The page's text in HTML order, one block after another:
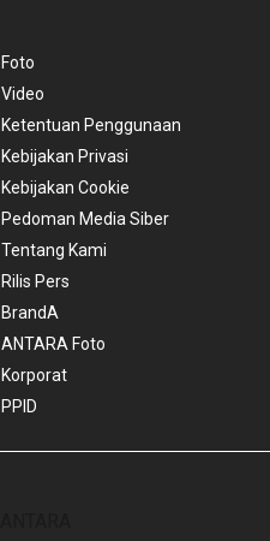
Foto
Video
Ketentuan Penggunaan
Kebijakan Privasi
Kebijakan Cookie
Pedoman Media Siber
Tentang Kami
Rilis Pers
BrandA
ANTARA Foto
Korporat
PPID